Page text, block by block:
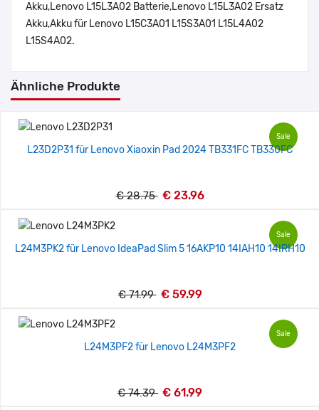
Akku,Lenovo L15L3A02 Batterie,Lenovo L15L3A02 Ersatz
Akku,Akku für Lenovo L15C3A01 L15S3A01 L15L4A02
L15S4A02.
Ähnliche Produkte
Sale
L23D2P31 für Lenovo Xiaoxin Pad 2024 TB331FC TB330FC
€ 28.75 € 23.96
Sale
L24M3PK2 für Lenovo IdeaPad Slim 5 16AKP10 14IAH10 14IRH10
€ 71.99 € 59.99
Sale
L24M3PF2 für Lenovo L24M3PF2
€ 74.39 € 61.99